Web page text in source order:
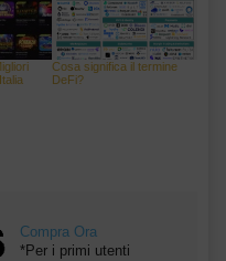
Cosa significa il termine
DeFi?
Compra Ora
*Per i primi utenti